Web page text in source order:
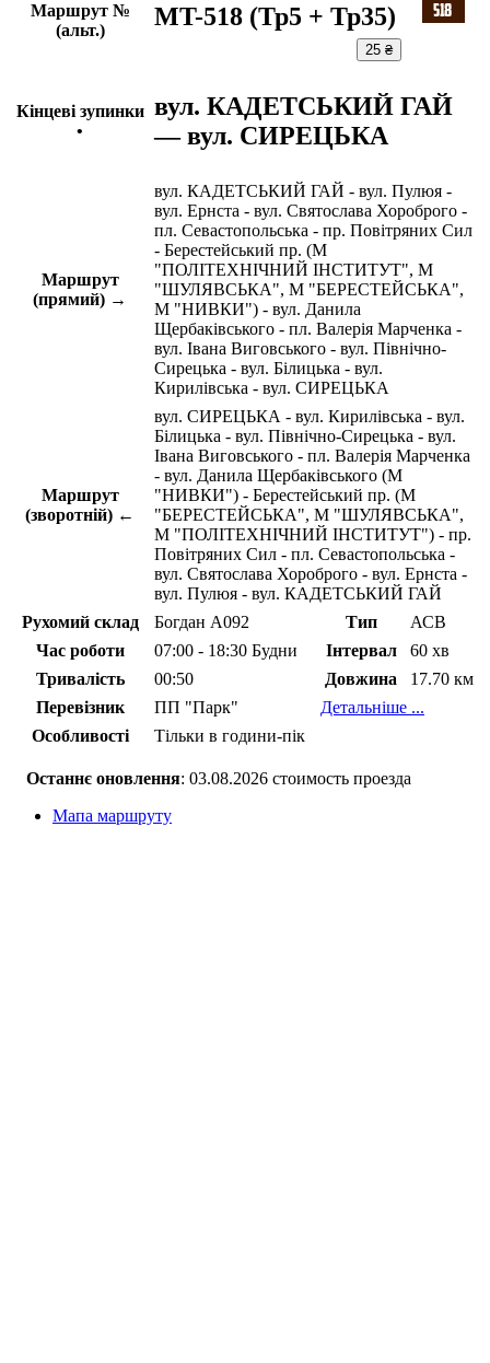
Маршрут №
(альт.)
MT-518 (Тр5 + Тр35)
25 ₴
Кінцеві зупинки
•
вул. КАДЕТСЬКИЙ ГАЙ
— вул. СИРЕЦЬКА
Маршрут
(прямий) →
вул. КАДЕТСЬКИЙ ГАЙ - вул. Пулюя -
вул. Ернста - вул. Святослава Хороброго -
пл. Севастопольська - пр. Повітряних Сил
- Берестейський пр. (М
"ПОЛІТЕХНІЧНИЙ ІНСТИТУТ", М
"ШУЛЯВСЬКА", М "БЕРЕСТЕЙСЬКА",
М "НИВКИ") - вул. Данила
Щербаківського - пл. Валерія Марченка -
вул. Івана Виговського - вул. Північно-
Сирецька - вул. Білицька - вул.
Кирилівська - вул. СИРЕЦЬКА
Маршрут
(зворотній) ←
вул. СИРЕЦЬКА - вул. Кирилівська - вул.
Білицька - вул. Північно-Сирецька - вул.
Івана Виговського - пл. Валерія Марченка
- вул. Данила Щербаківського (М
"НИВКИ") - Берестейський пр. (М
"БЕРЕСТЕЙСЬКА", М "ШУЛЯВСЬКА",
М "ПОЛІТЕХНІЧНИЙ ІНСТИТУТ") - пр.
Повітряних Сил - пл. Севастопольська -
вул. Святослава Хороброго - вул. Ернста -
вул. Пулюя - вул. КАДЕТСЬКИЙ ГАЙ
Рухомий склад
Богдан А092 Тип
АСВ
Час роботи
07:00 - 18:30 Будни Інтервал
60 хв
Тривалість
00:50 Довжина
17.70 км
Перевізник
ПП "Парк"
Детальніше ...
Особливості
Тільки в години-пік
Останнє оновлення: 03.08.2026 стоимость проезда
Мапа маршруту